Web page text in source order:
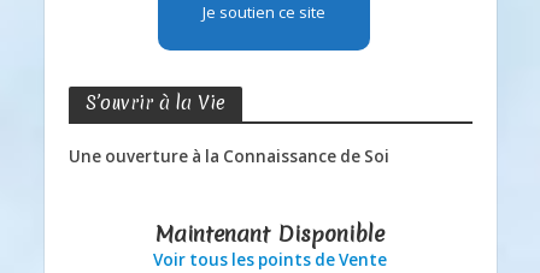
Je soutien ce site
S’ouvrir à la Vie
Une ouverture à la Connaissance de Soi
Maintenant Disponible
Voir tous les points de Vente